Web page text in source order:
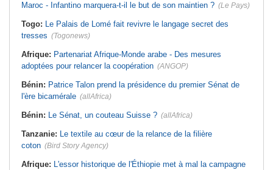
Maroc - Infantino marquera-t-il le but de son maintien ? (Le Pays)
Togo: Le Palais de Lomé fait revivre le langage secret des
tresses (Togonews)
Afrique: Partenariat Afrique-Monde arabe - Des mesures
adoptées pour relancer la coopération (ANGOP)
Bénin: Patrice Talon prend la présidence du premier Sénat de
l'ère bicamérale (allAfrica)
Bénin: Le Sénat, un couteau Suisse ? (allAfrica)
Tanzanie: Le textile au cœur de la relance de la filière
coton (Bird Story Agency)
Afrique: L'essor historique de l'Éthiopie met à mal la campagne